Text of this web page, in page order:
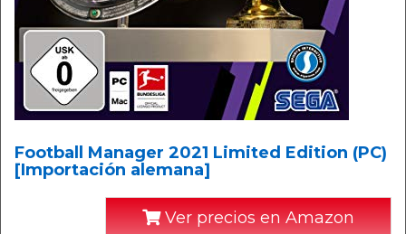
Football Manager 2021 Limited Edition (PC)
[Importación alemana]
Ver precios en Amazon